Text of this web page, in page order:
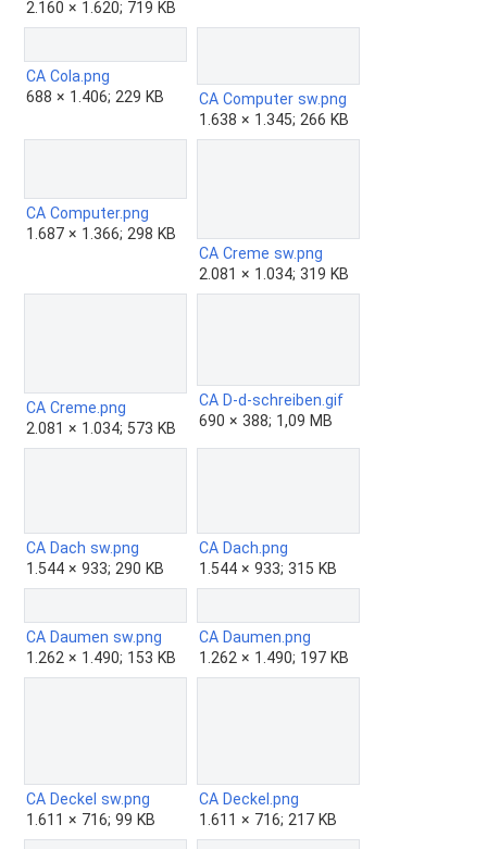
2.160 × 1.620; 719 KB
CA Cola.png
688 × 1.406; 229 KB
CA Computer sw.png
1.638 × 1.345; 266 KB
CA Computer.png
1.687 × 1.366; 298 KB
CA Creme sw.png
2.081 × 1.034; 319 KB
CA Creme.png
2.081 × 1.034; 573 KB
CA D-d-schreiben.gif
690 × 388; 1,09 MB
CA Dach sw.png
1.544 × 933; 290 KB
CA Dach.png
1.544 × 933; 315 KB
CA Daumen sw.png
1.262 × 1.490; 153 KB
CA Daumen.png
1.262 × 1.490; 197 KB
CA Deckel sw.png
1.611 × 716; 99 KB
CA Deckel.png
1.611 × 716; 217 KB